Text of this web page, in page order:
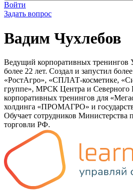
Войти
Задать вопрос
Вадим Чухлебов
Ведущий корпоративных тренингов
более 22 лет. Создал и запустил
«РостАгро», «СПЛАТ-косметике,
группе», МРСК Центра и Северного
корпоративных тренингов для
холдинга «ПРОМАГРО» и
Обучает сотрудников
торговли РФ.